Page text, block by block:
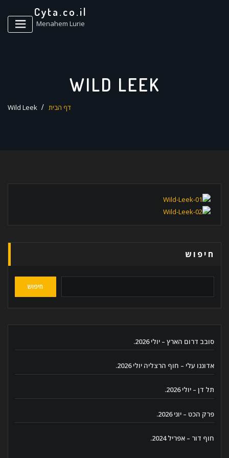
Cyta.co.il
Menahem Lurie
WILD LEEK
דף הבית Wild Leek
חיפוש
חיפוש
סובב דרום הארץ – יולי 2026.
אדוננו עלי – חוף הרצליה יולי 2026.
תל דן – יולי 2026.
פרק הכט – יוני 2026.
חוף דור – אפריל 2024.